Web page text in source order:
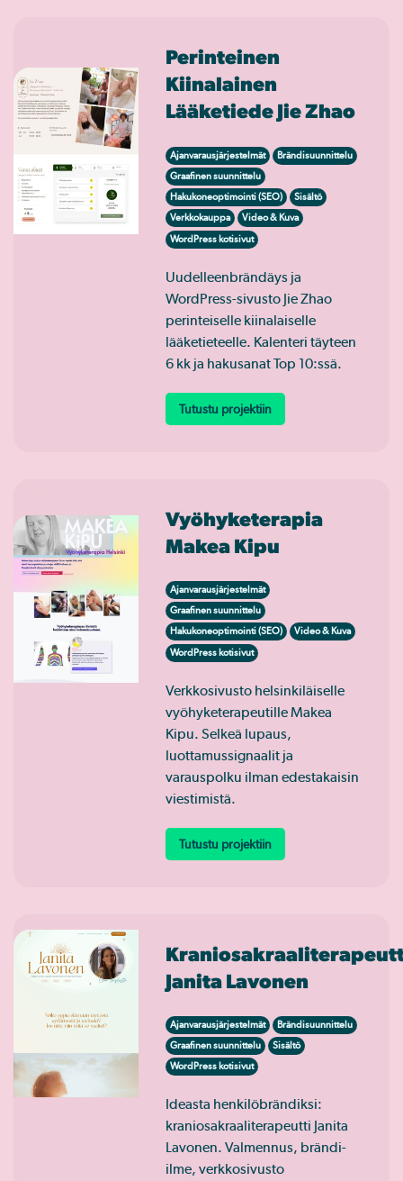
Perinteinen
Kiinalainen
Lääketiede Jie Zhao
Ajanvarausjärjestelmät
Brändisuunnittelu
Graafinen suunnittelu
Hakukoneoptimointi (SEO)
Sisältö
Verkkokauppa
Video & Kuva
WordPress kotisivut
Uudelleenbrändäys ja
WordPress-sivusto Jie Zhao
perinteiselle kiinalaiselle
lääketieteelle. Kalenteri täyteen
6 kk ja hakusanat Top 10:ssä.
Tutustu projektiin
Vyöhyketerapia
Makea Kipu
Ajanvarausjärjestelmät
Graafinen suunnittelu
Hakukoneoptimointi (SEO)
Video & Kuva
WordPress kotisivut
Verkkosivusto helsinkiläiselle
vyöhyketerapeutille Makea
Kipu. Selkeä lupaus,
luottamussignaalit ja
varauspolku ilman edestakaisin
viestimistä.
Tutustu projektiin
Janita Lavonen
Ajanvarausjärjestelmät
Brändisuunnittelu
Graafinen suunnittelu
Sisältö
WordPress kotisivut
Ideasta henkilöbrändiksi:
kraniosakraaliterapeutti Janita
Lavonen. Valmennus, brändi-
ilme, verkkosivusto